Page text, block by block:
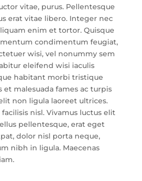
vitae, purus. Pellentesque
erat vitae libero. Integer nec
enim et tortor. Quisque
condimentum feugiat,
wisi, vel nonummy sem
eleifend wisi iaculis
habitant morbi tristique
et malesuada fames ac turpis
non ligula laoreet ultrices.
nisl. Vivamus luctus elit
pellentesque, erat eget
dolor nisl porta neque,
nibh in ligula. Maecenas